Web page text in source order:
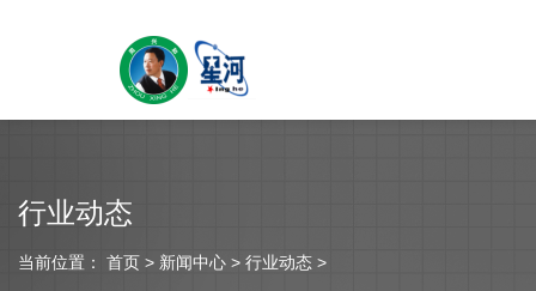
行业动态
当前位置： 首页 > 新闻中心 > 行业动态 >